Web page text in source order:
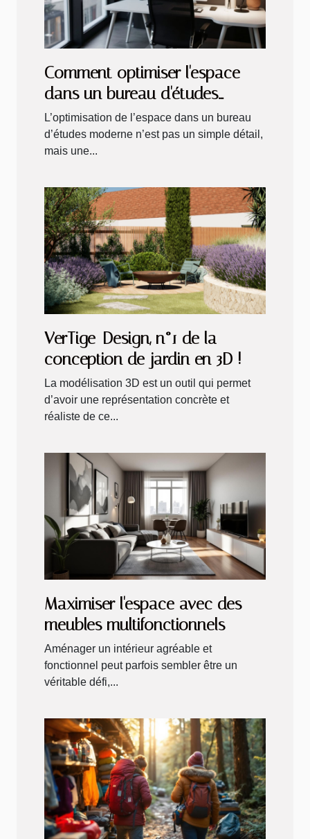
Comment optimiser l'espace
dans un bureau d'études
moderne ?
L’optimisation de l’espace dans un bureau
d’études moderne n’est pas un simple détail,
mais une...
VerTige-Design, n°1 de la
conception de jardin en 3D !
La modélisation 3D est un outil qui permet
d’avoir une représentation concrète et
réaliste de ce...
Maximiser l'espace avec des
meubles multifonctionnels
Aménager un intérieur agréable et
fonctionnel peut parfois sembler être un
véritable défi,...